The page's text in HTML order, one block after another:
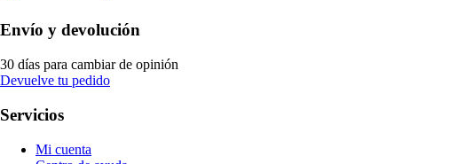
Envío y devolución
30 días para cambiar de opinión
Devuelve tu pedido
Servicios
Mi cuenta